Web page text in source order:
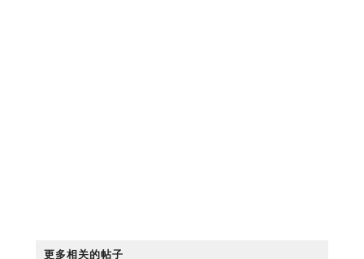
更多相关的帖子